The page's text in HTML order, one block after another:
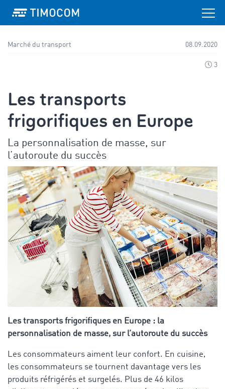
Marché du transport 08.09.2020
3
Les transports
frigorifiques en Europe
La personnalisation de masse, sur
l’autoroute du succès
Les transports frigorifiques en Europe : la
personnalisation de masse, sur l’autoroute du succès
Les consommateurs aiment leur confort. En cuisine,
les consommateurs se tournent davantage vers les
produits réfrigérés et surgelés. Plus de 46 kilos